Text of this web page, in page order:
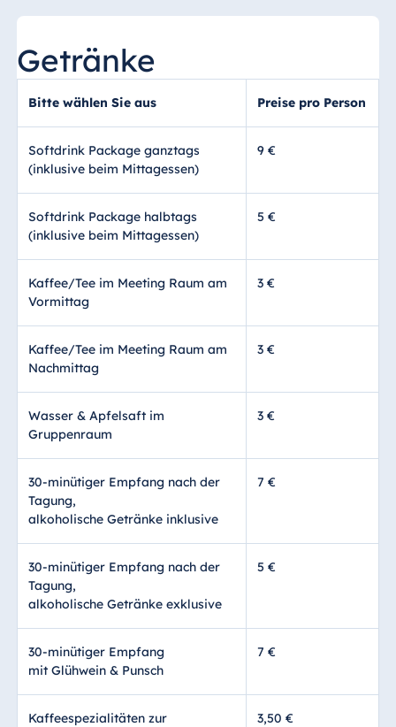
Getränke
Bitte wählen Sie aus Preise pro Person
Softdrink Package ganztags
(inklusive beim Mittagessen)
9 €
Softdrink Package halbtags
(inklusive beim Mittagessen)
5 €
Kaffee/Tee im Meeting Raum am
Vormittag
3 €
Kaffee/Tee im Meeting Raum am
Nachmittag
3 €
Wasser & Apfelsaft im
Gruppenraum
3 €
30-minütiger Empfang nach der
Tagung,
alkoholische Getränke inklusive
7 €
30-minütiger Empfang nach der
Tagung,
alkoholische Getränke exklusive
5 €
30-minütiger Empfang
mit Glühwein & Punsch
7 €
Kaffeespezialitäten zur
3,50 €